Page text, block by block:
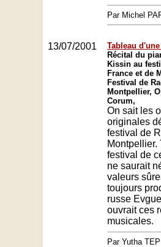
Par Michel
13/07/2001
Tableau
Récital du
Kissin au
France et de
Festival de
Montpellier,
Corum,
On sait les
originales
festival de
Montpellier.
festival de
ne saurait
valeurs
toujours
russe
ouvrait ces
musicales.
Par Yutha TEP